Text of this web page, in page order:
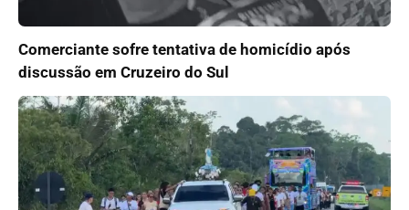
Comerciante sofre tentativa de homicídio após
discussão em Cruzeiro do Sul